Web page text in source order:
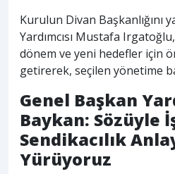
Kurulun Divan Başkanlığını
Yardımcısı Mustafa
dönem ve yeni hedefler için
getirerek, seçilen yönetime
Genel Başkan
Baykan: Sözüyle
Sendikacılık
Yürüyoruz